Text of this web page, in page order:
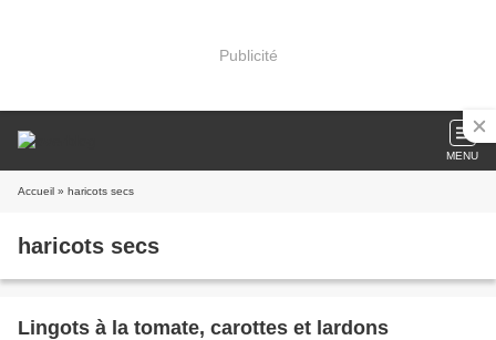
Publicité
MENU
Accueil » haricots secs
haricots secs
Lingots à la tomate, carottes et lardons